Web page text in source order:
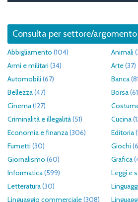
Consulta per settore/argomento
Abbigliamento (104) Animali
Armi e militari (34) Arte(37)
Automobili (67) Banca
Bellezza(47) Borsa
Cinema(127)
Criminalità e illegalità(51) Cucina
Economia e finanza(306) Editoria
Fumetti (30) Giochi
Giornalismo (60) Grafica
Informatica(599) Leggi e
Letteratura(30)
Linguaggio commerciale(308)